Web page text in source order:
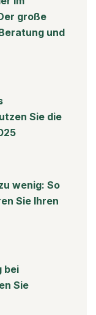
große
und
Sie die
wenig: So
Sie Ihren
bei
Sie